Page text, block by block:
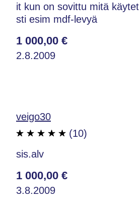
it kun on sovittu mitä
sti esim mdf-levyä
1 000,00 €
2.8.2009
veigo30
(10)
sis.alv
1 000,00 €
3.8.2009